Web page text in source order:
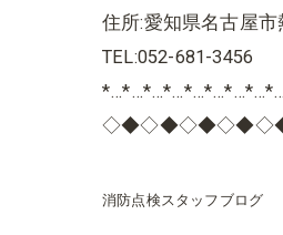
住所:愛知県名古屋
TEL:052-681-3456
消防点検スタッフブログ